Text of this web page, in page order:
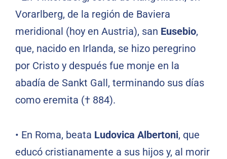
Vorarlberg, de la región de Baviera
meridional (hoy en Austria), san Eusebio,
que, nacido en Irlanda, se hizo peregrino
por Cristo y después fue monje en la
abadía de Sankt Gall, terminando sus días
como eremita († 884).
• En Roma, beata Ludovica Albertoni, que
educó cristianamente a sus hijos y, al morir